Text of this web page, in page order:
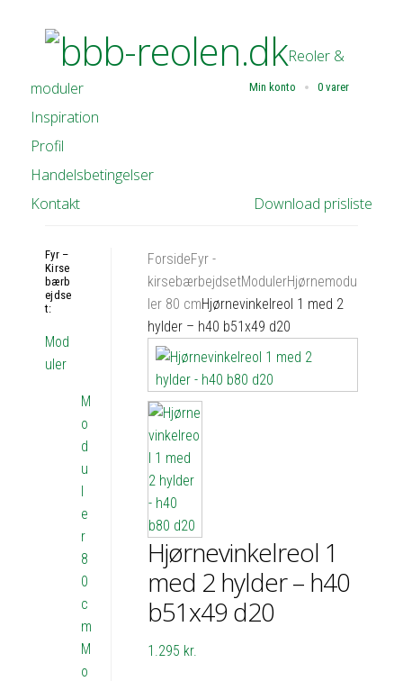
Min konto 0 varer
Reoler &
moduler
Inspiration
Profil
Handelsbetingelser
Download prisliste
Kontakt
ForsideFyr -
kirsebærbejdsetModulerHjørnemodu
ler 80 cmHjørnevinkelreol 1 med 2
hylder – h40 b51x49 d20
Hjørnevinkelreol 1
med 2 hylder – h40
b51x49 d20
1.295 kr.
Fyr –
Kirse
bærb
ejdse
t:
Mod
uler
M
o
d
u
l
e
r
8
0
c
m
M
o